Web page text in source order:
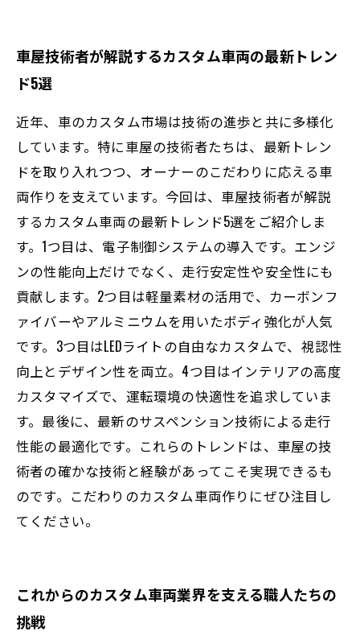
車屋技術者が解説するカスタム車両の最新トレン
ド5選
近年、車のカスタム市場は技術の進歩と共に多様化
しています。特に車屋の技術者たちは、最新トレン
ドを取り入れつつ、オーナーのこだわりに応える車
両作りを支えています。今回は、車屋技術者が解説
するカスタム車両の最新トレンド5選をご紹介しま
す。1つ目は、電子制御システムの導入です。エンジ
ンの性能向上だけでなく、走行安定性や安全性にも
貢献します。2つ目は軽量素材の活用で、カーボンフ
ァイバーやアルミニウムを用いたボディ強化が人気
です。3つ目はLEDライトの自由なカスタムで、視認性
向上とデザイン性を両立。4つ目はインテリアの高度
カスタマイズで、運転環境の快適性を追求していま
す。最後に、最新のサスペンション技術による走行
性能の最適化です。これらのトレンドは、車屋の技
術者の確かな技術と経験があってこそ実現できるも
のです。こだわりのカスタム車両作りにぜひ注目し
てください。
これからのカスタム車両業界を支える職人たちの
挑戦